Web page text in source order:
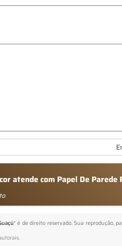
atende com Papel De
" é de direito reservado. Sua reprodução,
.